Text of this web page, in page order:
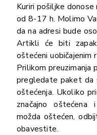
Kuriri pošiljke donose
od 8-17 h. Molimo
da na adresi bude
Artikli će biti
oštećeni uobičajenim
Prilikom preuzimanja
pregledate paket da
oštećenja. Ukoliko
značajno
možda oštećen,
obavestite.